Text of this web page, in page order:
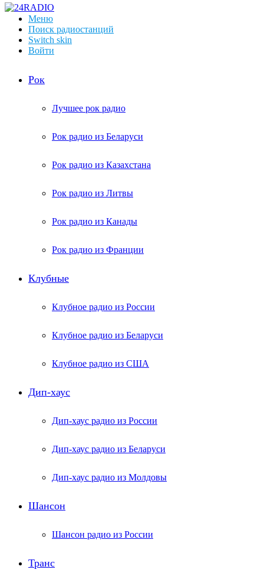
Меню
Поиск радиостанций
Switch skin
Войти
Рок
Лучшее рок радио
Рок радио из Беларуси
Рок радио из Казахстана
Рок радио из Литвы
Рок радио из Канады
Рок радио из Франции
Клубные
Клубное радио из России
Клубное радио из Беларуси
Клубное радио из США
Дип-хаус
Дип-хаус радио из России
Дип-хаус радио из Беларуси
Дип-хаус радио из Молдовы
Шансон
Шансон радио из России
Транс